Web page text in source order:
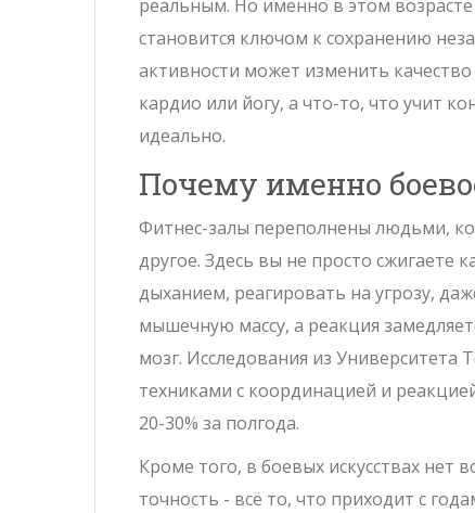
реальным. Но именно в этом
становится ключом к сохранению
активности может изменить
кардио или йогу, а что-то, что учит
идеально.
Почему именно
Фитнес-залы переполнены людьми,
другое. Здесь вы не просто сжигаете
дыханием, реагировать на угрозу,
мышечную массу, а реакция
мозг. Исследования из
техниками с координацией и
20-30% за полгода.
Кроме того, в боевых искусствах нет
точность - всё то, что приходит с